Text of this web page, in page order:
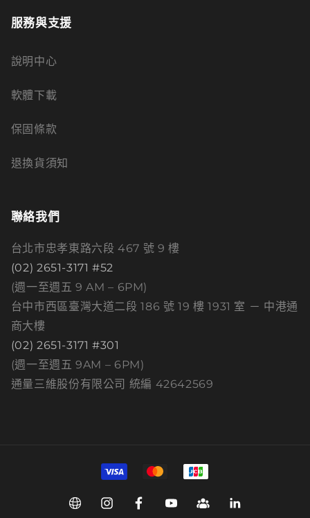
服務與支援
說明中心
軟體下載
保固條款
退換貨須知
聯絡我們
台北市忠孝東路六段 467 號 9 樓
(02) 2651-3171 #52
(週一至週五 9 AM – 6PM)
台中市西區臺灣大道二段 186 號 19 樓 1931 室 － 中港通
商大樓
(02) 2651-3171 #301
(週一至週五 9AM – 6PM)
通量三維股份有限公司 統編 42642569
Web InstagramFacebookYouTubeGroup Linkedin